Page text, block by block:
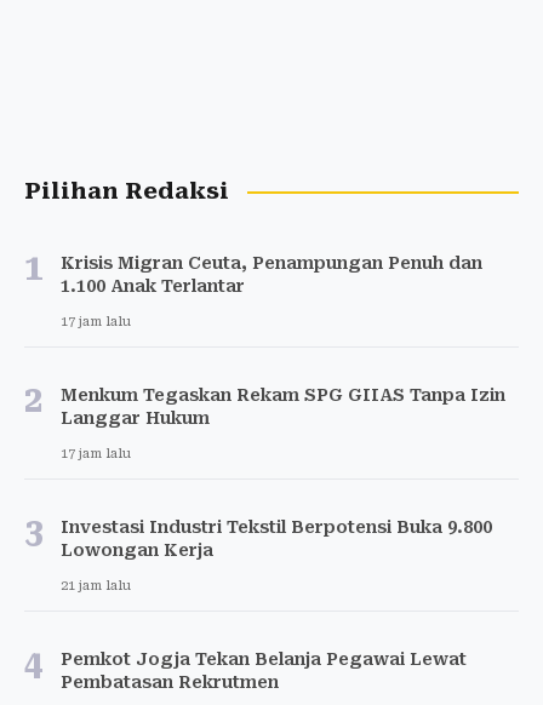
Pilihan Redaksi
1
Krisis Migran Ceuta, Penampungan Penuh dan
1.100 Anak Terlantar
17 jam lalu
2
Menkum Tegaskan Rekam SPG GIIAS Tanpa Izin
Langgar Hukum
17 jam lalu
3
Investasi Industri Tekstil Berpotensi Buka 9.800
Lowongan Kerja
21 jam lalu
4
Pemkot Jogja Tekan Belanja Pegawai Lewat
Pembatasan Rekrutmen